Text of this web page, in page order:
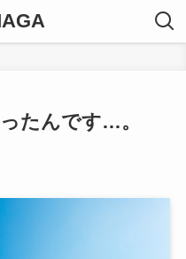
たんです…。